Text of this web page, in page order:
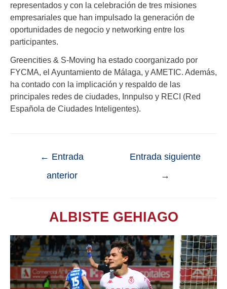
representados y con la celebración de tres misiones
empresariales que han impulsado la generación de
oportunidades de negocio y networking entre los
participantes.
Greencities & S-Moving ha estado coorganizado por
FYCMA, el Ayuntamiento de Málaga, y AMETIC. Además,
ha contado con la implicación y respaldo de las
principales redes de ciudades, Innpulso y RECI (Red
Española de Ciudades Inteligentes).
← Entrada
anterior
Entrada siguiente
→
ALBISTE GEHIAGO